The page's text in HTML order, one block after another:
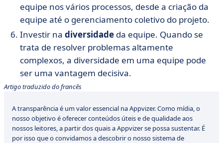
equipe nos vários processos, desde a criação da
equipe até o gerenciamento coletivo do projeto.
Investir na diversidade da equipe. Quando se
trata de resolver problemas altamente
complexos, a diversidade em uma equipe pode
ser uma vantagem decisiva.
Artigo traduzido do francês
A transparência é um valor essencial na Appvizer. Como mídia, o
nosso objetivo é oferecer conteúdos úteis e de qualidade aos
nossos leitores, a partir dos quais a Appvizer se possa sustentar. É
por isso que o convidamos a descobrir o nosso sistema de